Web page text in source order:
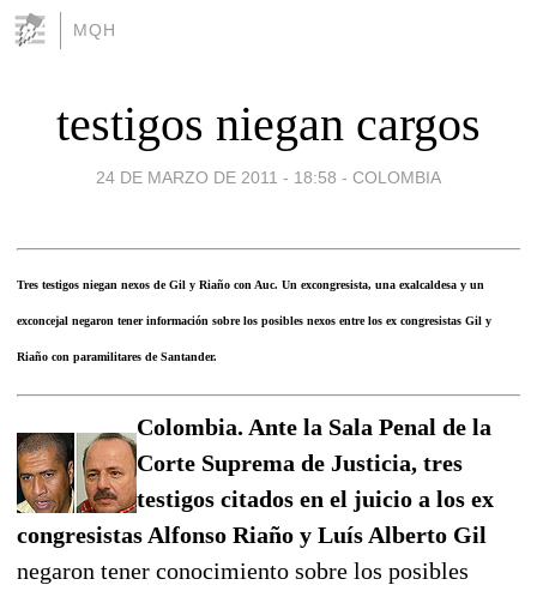
MQH
testigos niegan cargos
24 DE MARZO DE 2011 - 18:58 - COLOMBIA
Tres testigos niegan nexos de Gil y Riaño con Auc. Un excongresista, una exalcaldesa y un
exconcejal negaron tener información sobre los posibles nexos entre los ex congresistas Gil y
Riaño con paramilitares de Santander.
Colombia. Ante la Sala Penal de la
Corte Suprema de Justicia, tres
testigos citados en el juicio a los ex
congresistas Alfonso Riaño y Luís Alberto Gil
negaron tener conocimiento sobre los posibles